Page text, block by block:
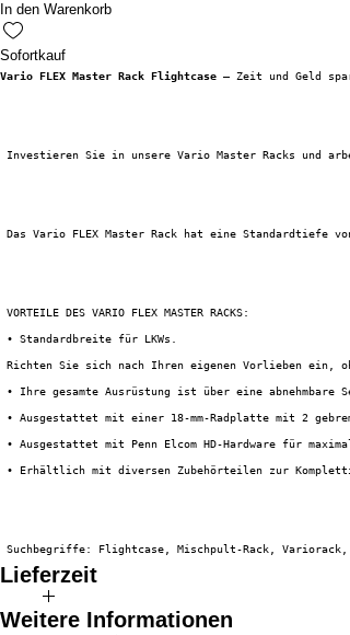
In den Warenkorb
Sofortkauf
Vario FLEX Master Rack Flightcase – Zeit und Geld
Investieren Sie in unsere Vario Master Racks und
Das Vario FLEX Master Rack hat eine
VORTEILE DES VARIO FLEX MASTER RACKS:
• Standardbreite für LKWs.
Richten Sie sich nach Ihren eigenen Vorlieben ein,
• Ihre gesamte Ausrüstung ist über eine abnehmbare
• Ausgestattet mit einer 18-mm-Radplatte mit 2
• Ausgestattet mit Penn Elcom HD-Hardware für
• Erhältlich mit diversen Zubehörteilen zur
Suchbegriffe: Flightcase, Mischpult-Rack,
Lieferzeit
Die voraussichtliche Lieferzeit für dieses Produkt beträgt 2 bis 4
Wochen.
Weitere Informationen